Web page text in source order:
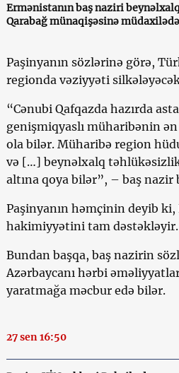
Ermənistanın baş naziri
Qarabağ münaqişəsinə
Paşinyanın sözlərinə görə,
regionda vəziyyəti
“Cənubi Qafqazda hazırda
genişmiqyaslı müharibənin
ola bilər. Müharibə region
və […] beynəlxalq
altına qoya bilər”, – baş nazir
Paşinyanın həmçinin deyib
hakimiyyətini tam dəstəkləyir.
Bundan başqa, baş nazirin
Azərbaycanı hərbi
yaratmağa məcbur edə bilər.
27 sen 16:50